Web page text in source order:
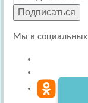
Подписаться
Мы в социальных